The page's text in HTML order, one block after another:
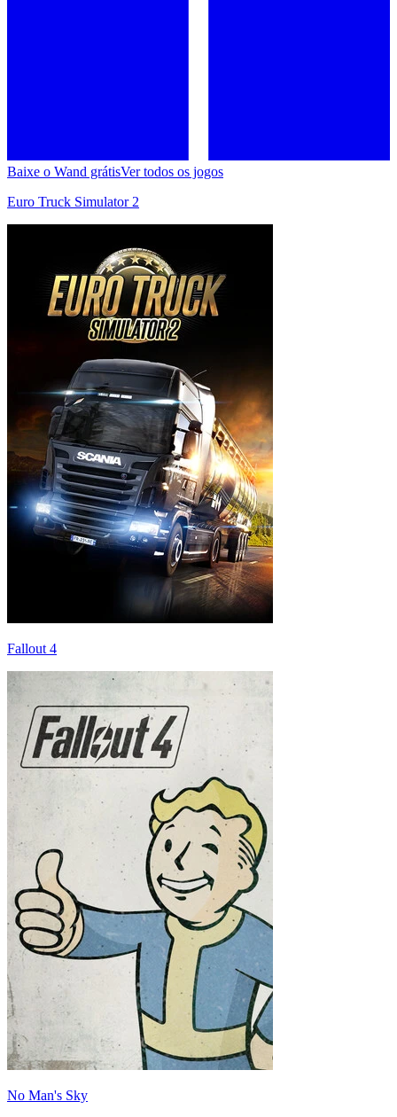
Baixe o Wand grátisVer todos os jogos
Euro Truck Simulator 2
Fallout 4
No Man's Sky